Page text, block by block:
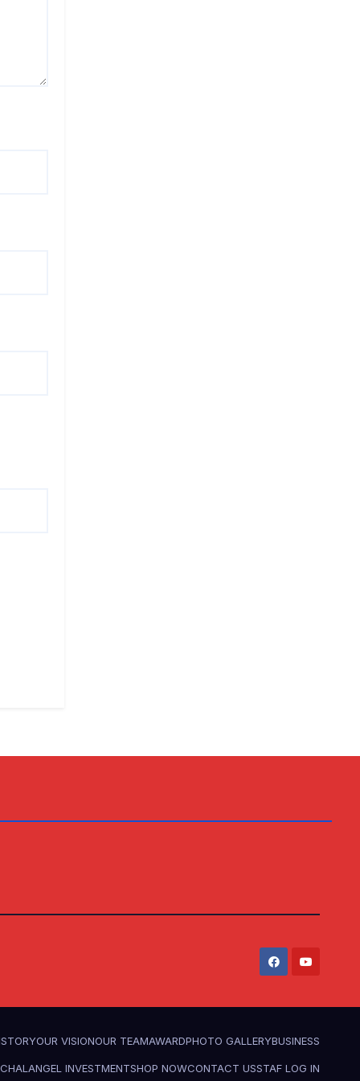
OUR VISIONOUR TEAMAWARDPHOTO GALLERYBUSINESS
ANGEL INVESTMENTSHOP NOWCONTACT USSTAF LOG IN